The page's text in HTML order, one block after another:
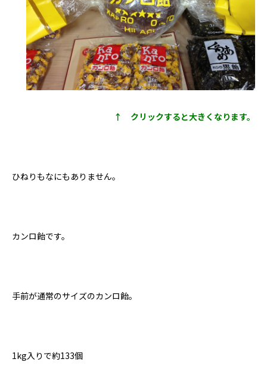
↑ クリックすると大きくなります。
ひねりもなにもありません。
カンロ飴です。
手前が通常のサイズのカンロ飴。
1kg入りで約133個